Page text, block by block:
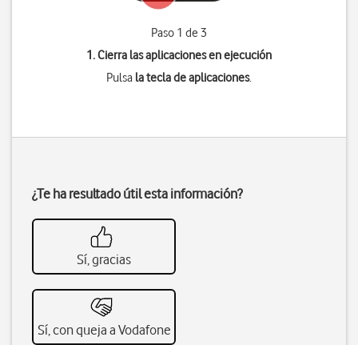
Paso 1 de 3
1. Cierra las aplicaciones en ejecución
Pulsa la tecla de aplicaciones.
¿Te ha resultado útil esta información?
Sí, gracias
Sí, con queja a Vodafone